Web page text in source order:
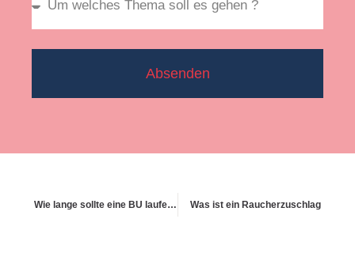
Absenden
Wie lange sollte eine BU laufen – bis 65 oder 67? Was ist ein Raucherzuschlag